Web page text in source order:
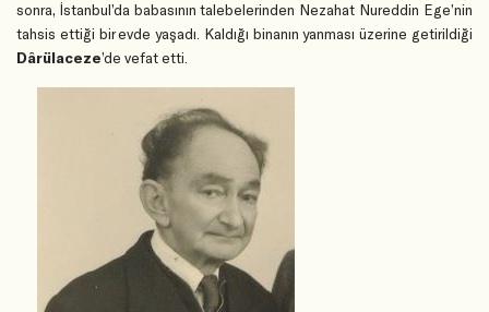
sonra, İstanbul’da babasının talebelerinden Nezahat Nureddin Ege’nin
tahsis ettiği bir evde yaşadı. Kaldığı binanın yanması üzerine getirildiği
Dârülaceze’de vefat etti.